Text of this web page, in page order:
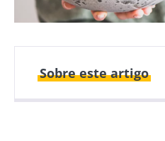
Sobre este artigo